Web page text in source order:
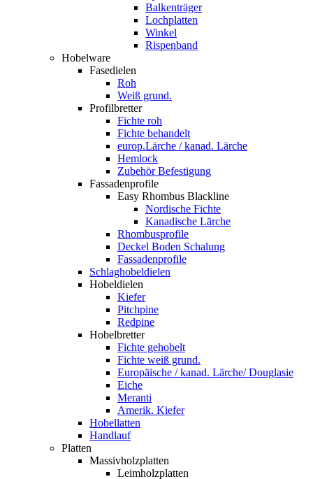
Balkenträger
Lochplatten
Winkel
Rispenband
Hobelware
Fasedielen
Roh
Weiß grund.
Profilbretter
Fichte roh
Fichte behandelt
europ.Lärche / kanad. Lärche
Hemlock
Zubehör Befestigung
Fassadenprofile
Easy Rhombus Blackline
Nordische Fichte
Kanadische Lärche
Rhombusprofile
Deckel Boden Schalung
Fassadenprofile
Schlaghobeldielen
Hobeldielen
Kiefer
Pitchpine
Redpine
Hobelbretter
Fichte gehobelt
Fichte weiß grund.
Europäische / kanad. Lärche/ Douglasie
Eiche
Meranti
Amerik. Kiefer
Hobellatten
Handlauf
Platten
Massivholzplatten
Leimholzplatten